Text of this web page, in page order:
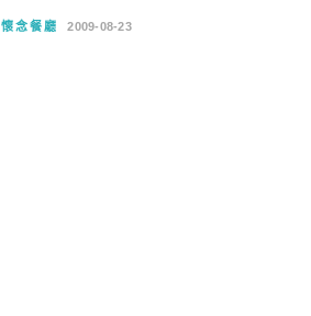
懷念餐廳 2009-08-23